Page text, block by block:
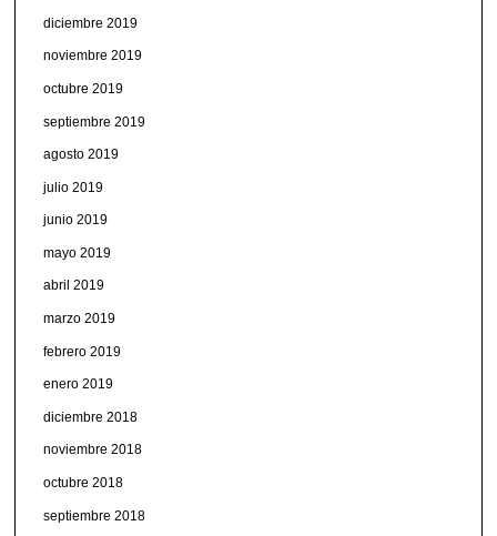
diciembre 2019
noviembre 2019
octubre 2019
septiembre 2019
agosto 2019
julio 2019
junio 2019
mayo 2019
abril 2019
marzo 2019
febrero 2019
enero 2019
diciembre 2018
noviembre 2018
octubre 2018
septiembre 2018